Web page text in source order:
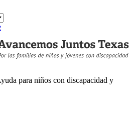
para niños con discapacidad y